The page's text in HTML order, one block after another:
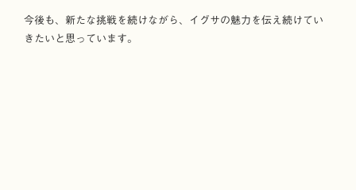
今後も、新たな挑戦を続けながら、イグサの魅力を伝え続けてい
きたいと思っています。